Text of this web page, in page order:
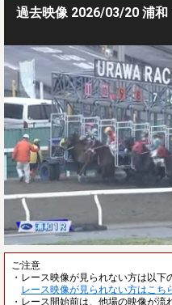
過去映像 2026/03/20 浦和
ご注意
・レース映像が見られない方は以下
レース映像が見られない方はこち
・レース開始前は、他場の映像が流